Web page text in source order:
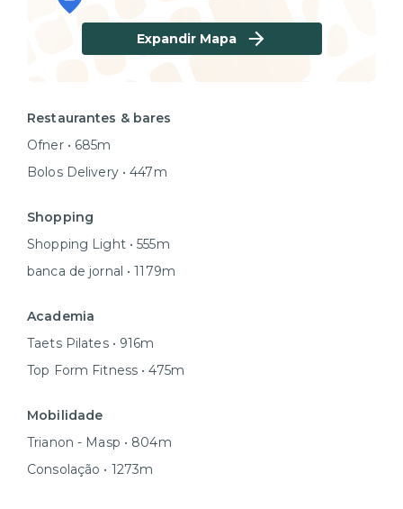
Expandir Mapa
Restaurantes & bares
Ofner • 685m
Bolos Delivery • 447m
Shopping
Shopping Light • 555m
banca de jornal • 1179m
Academia
Taets Pilates • 916m
Top Form Fitness • 475m
Mobilidade
Trianon - Masp • 804m
Consolação • 1273m